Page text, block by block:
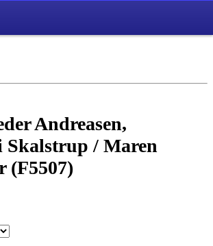
Andreasen,
Skalstrup / Maren
(F5507)